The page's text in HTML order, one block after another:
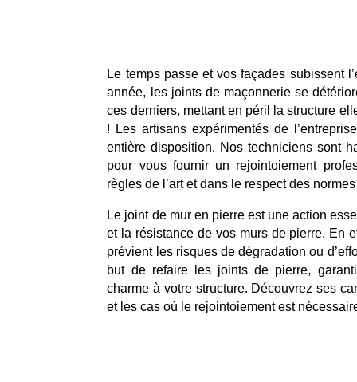
Le temps passe et vos façades subissent
année, les joints de maçonnerie se
ces derniers, mettant en péril la structure
! Les artisans expérimentés de
entière disposition. Nos techniciens sont
pour vous fournir un rejointoiement
règles de l’art et dans le respect des
Le joint de mur en pierre est une action
et la résistance de vos murs de pierre. En
prévient les risques de dégradation ou
but de refaire les joints de pierre,
charme à votre structure. Découvrez ses
et les cas où le rejointoiement est